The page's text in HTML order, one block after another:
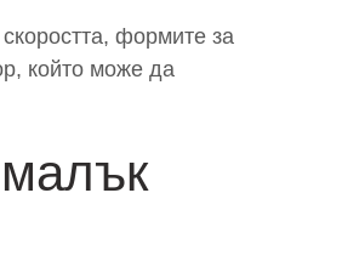
формите за
който може да